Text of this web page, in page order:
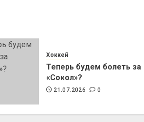
Хоккей
Теперь будем болеть за
«Сокол»?
21.07.2026 0